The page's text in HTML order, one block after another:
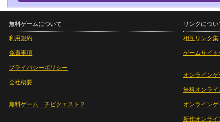
無料ゲームについて
利用規約
免責事項
プライバシーポリシー
会社概要
無料ゲーム チビクエスト２
リンクについ
相互リンク集
ゲームサイト
オンラインゲ
無料オンライ
オンライン
新作オンライ